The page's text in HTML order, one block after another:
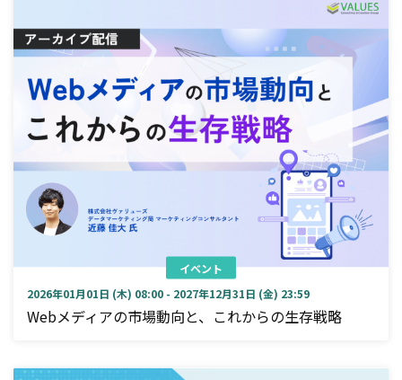
イベント
2026年01月01日 (木) 08:00 - 2027年12月31日 (金) 23:59
Webメディアの市場動向と、これからの生存戦略